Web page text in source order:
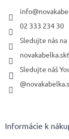
info@
02 333 234 30
Sledujte nás na
Sledujte náš
Informácie k